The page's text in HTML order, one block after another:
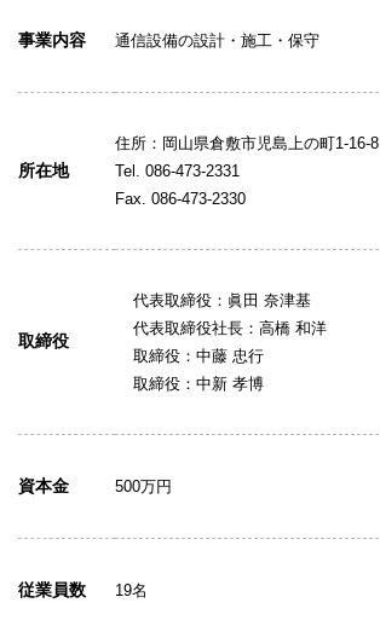
事業内容 通信設備の設計・施工・保守
所在地
住所：岡山県倉敷市児島上の町1-16-8
Tel. 086-473-2331
Fax. 086-473-2330
取締役
代表取締役：眞田 奈津基
代表取締役社長：高橋 和洋
取締役：中藤 忠行
取締役：中新 孝博
資本金 500万円
従業員数 19名